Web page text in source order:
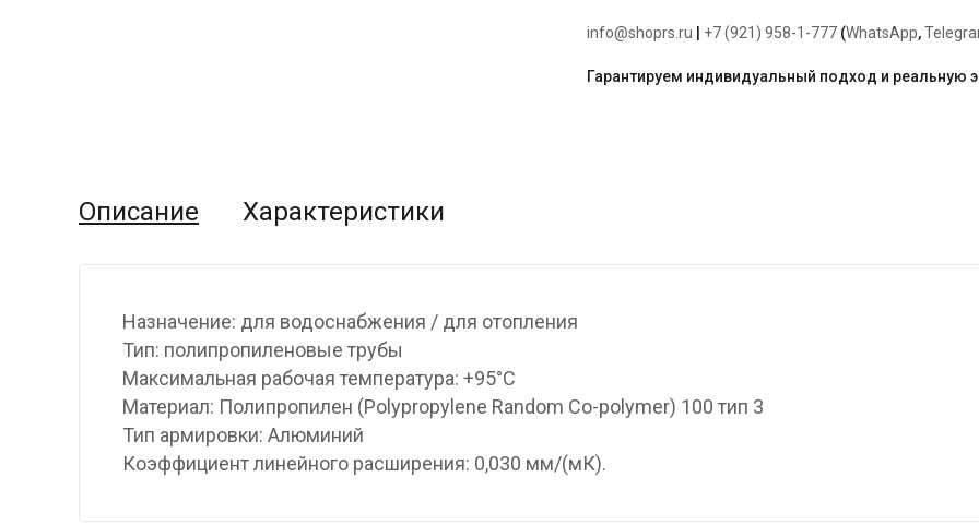
info@shoprs.ru +7 (921) 958-1-777 (WhatsApp,
Гарантируем индивидуальный подход и реальную
Описание Характеристики
Назначение: для водоснабжения / для отопления
Тип: полипропиленовые трубы
Максимальная рабочая температура: +95°С
Материал: Полипропилен (Polypropylene Random Co-polymer) 100 тип 3
Тип армировки: Алюминий
Коэффициент линейного расширения: 0,030 мм/(мК).